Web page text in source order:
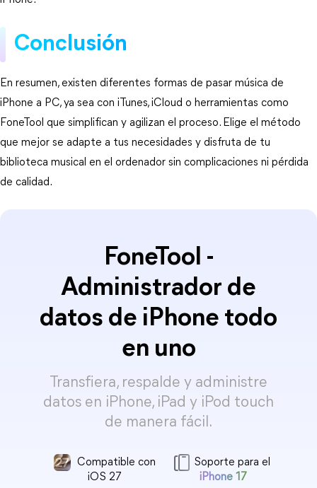
Conclusión
En resumen, existen diferentes formas de pasar música de
iPhone a PC, ya sea con iTunes, iCloud o herramientas como
FoneTool que simplifican y agilizan el proceso. Elige el método
que mejor se adapte a tus necesidades y disfruta de tu
biblioteca musical en el ordenador sin complicaciones ni pérdida
de calidad.
FoneTool -
Administrador de
datos de iPhone todo
en uno
Transfiera, respalde y administre
datos en iPhone, iPad y iPod touch
de manera fácil.
Compatible con
iOS 27
Soporte para el
iPhone 17